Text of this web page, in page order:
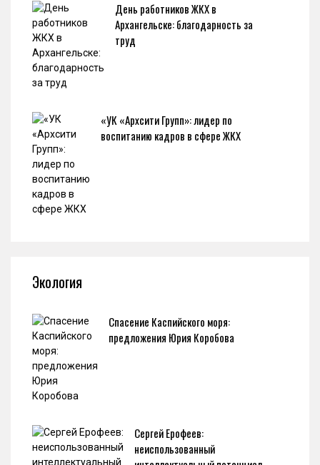
День работников ЖКХ в
Архангельске: благодарность за
труд
«УК «Архсити Групп»: лидер по
воспитанию кадров в сфере ЖКХ
Экология
Спасение Каспийского моря:
предложения Юрия Коробова
Сергей Ерофеев:
неиспользованный